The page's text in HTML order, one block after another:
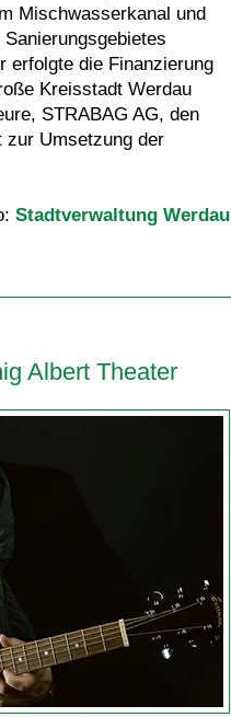
Mischwasserkanal und
erfolgte die Finanzierung
Kreisstadt Werdau
STRABAG AG, den
zur Umsetzung der
Stadtverwaltung Werdau
Albert Theater